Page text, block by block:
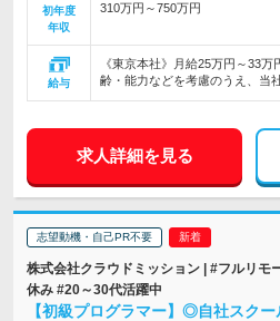
初年度
年収
310万円～750万円
給与
《東京本社》月給25万円～33
齢・能力などを考慮のうえ、当
求人詳細を見る
志望動機・自己PR不要
株式会社クラウドミッション | #フルリモ
休み #20～30代活躍中
【初級プログラマー】◎自社スク